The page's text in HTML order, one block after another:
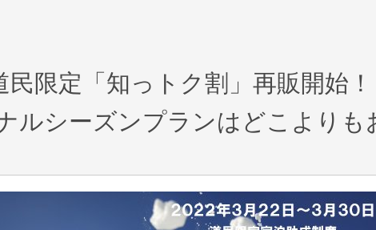
民限定「知っトク割」再販開始！
ルシーズンプランはどこよりも